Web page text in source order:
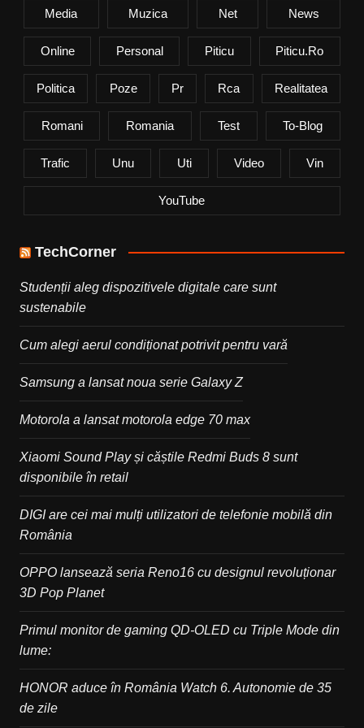
Media Muzica Net News
Online Personal Piticu Piticu.ro
Politica Poze Pr Rca Realitatea
Romani Romania Test To-Blog
Trafic Unu Uti Video Vin
YouTube
TechCorner
Studenții aleg dispozitivele digitale care sunt
sustenabile
Cum alegi aerul condiționat potrivit pentru vară
Samsung a lansat noua serie Galaxy Z
Motorola a lansat motorola edge 70 max
Xiaomi Sound Play și căștile Redmi Buds 8 sunt
disponibile în retail
DIGI are cei mai mulți utilizatori de telefonie mobilă din
România
OPPO lansează seria Reno16 cu designul revoluționar
3D Pop Planet
Primul monitor de gaming QD-OLED cu Triple Mode din
lume:
HONOR aduce în România Watch 6. Autonomie de 35
de zile